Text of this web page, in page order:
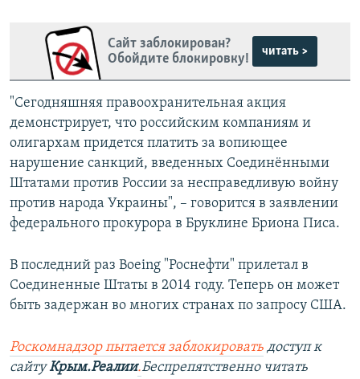
Сайт заблокирован?
Обойдите блокировку!
читать >
"Сегодняшняя правоохранительная акция
демонстрирует, что российским компаниям и
олигархам придется платить за вопиющее
нарушение санкций, введенных Соединёнными
Штатами против России за несправедливую войну
против народа Украины", – говорится в заявлении
федерального прокурора в Бруклине Бриона Писа.
В последний раз Boeing "Роснефти" прилетал в
Соединенные Штаты в 2014 году. Теперь он может
быть задержан во многих странах по запросу США.
Роскомнадзор пытается заблокировать доступ к
сайтуКрым.Реалии.Беспрепятственно читать